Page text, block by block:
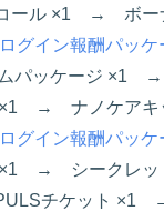
ール ×1 → ボー
グイン報酬パッケ
パッケージ ×1
→ ナノケアキ
グイン報酬パッケ
→ シークレッ
チケット ×1